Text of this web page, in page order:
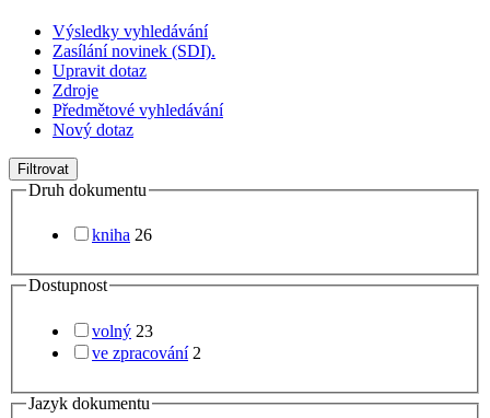
Výsledky vyhledávání
Zasílání novinek (SDI).
Upravit dotaz
Zdroje
Předmětové vyhledávání
Nový dotaz
Filtrovat
Druh dokumentu
kniha 26
Dostupnost
volný 23
ve zpracování 2
Jazyk dokumentu